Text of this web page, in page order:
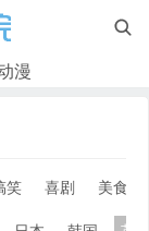

漫
笑 喜剧
美食